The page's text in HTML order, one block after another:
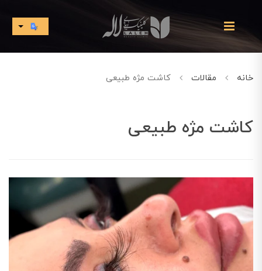
خانه مقالات کاشت مژه طبیعی
کاشت مژه طبیعی